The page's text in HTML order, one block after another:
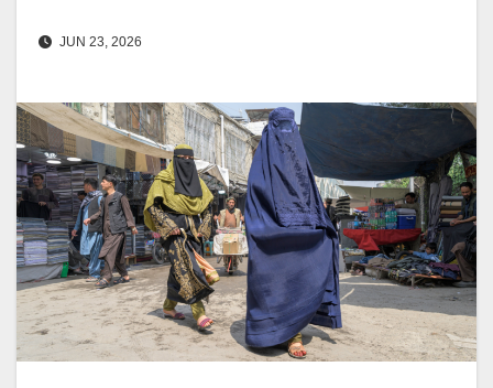
JUN 23, 2026